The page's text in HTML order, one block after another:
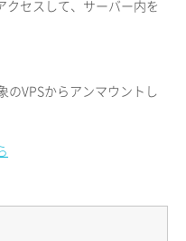
クセスして、サーバー内を
のVPSからアンマウントし